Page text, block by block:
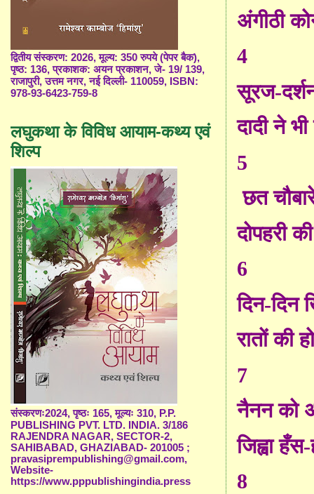
अंगीठी
4
सूरज-
दादी ने
5
छत
दोपहरी
6
दिन-दिन
रातों की
7
नैनन को
जिह्वाहँस-
8
द्वितीय संस्करण: 2026, मूल्य: 350 रुपये (पेपर बैक),
पृष्ठ: 136, प्रकाशक: अयन प्रकाशन, जे- 19/ 139,
राजापुरी, उत्तम नगर, नई दिल्ली- 110059, ISBN:
978-93-6423-759-8
लघुकथा के विविध आयाम-कथ्य एवं
शिल्प
संस्करणः2024, पृष्ठः 165, मूल्यः 310, P.P.
PUBLISHING PVT. LTD. INDIA. 3/186
RAJENDRA NAGAR, SECTOR-2,
SAHIBABAD, GHAZIABAD- 201005 ;
pravasiprempublishing@gmail.com,
Website-
https://www.pppublishingindia.press